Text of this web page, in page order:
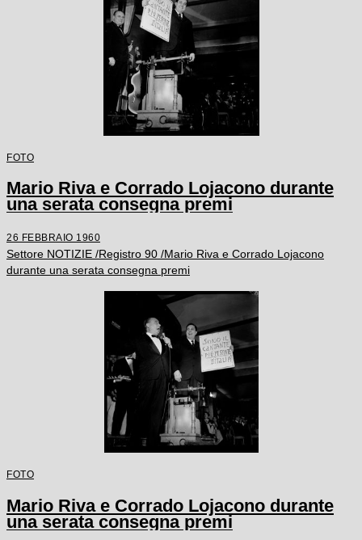
FOTO
Mario Riva e Corrado Lojacono durante
una serata consegna premi
26 FEBBRAIO 1960
Settore NOTIZIE /Registro 90 /Mario Riva e Corrado Lojacono
durante una serata consegna premi
FOTO
Mario Riva e Corrado Lojacono durante
una serata consegna premi